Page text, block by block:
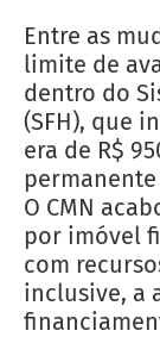
Entre as
limite de
dentro do
(SFH), que
era de R$
O CMN
por imóvel
com
inclusive, a